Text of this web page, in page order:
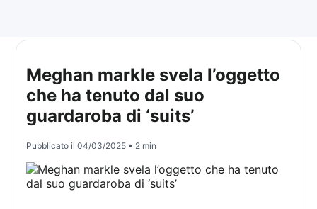
Meghan markle svela l’oggetto
che ha tenuto dal suo
guardaroba di ‘suits’
Pubblicato il04/03/2025 • 2 min